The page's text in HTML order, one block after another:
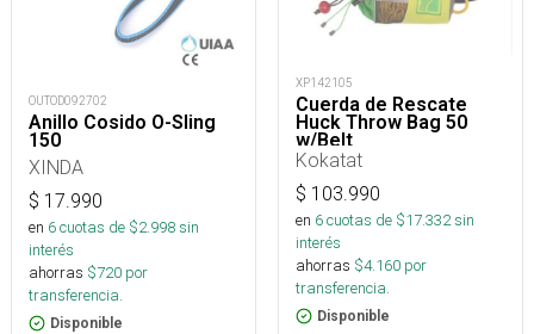
OUTOD092702
Anillo Cosido O-Sling
150
XINDA
$ 17.990
en 6cuotas de $2.998sin
interés
ahorras $720 por
transferencia.
Disponible
XP142105
Cuerda de Rescate
Huck Throw Bag 50
w/Belt
Kokatat
$ 103.990
en 6cuotas de $17.332sin
interés
ahorras $4.160 por
transferencia.
Disponible